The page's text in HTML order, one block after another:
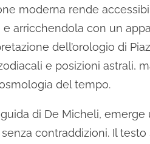
moderna rende
arricchendola con un
dell’orologio di
e posizioni astrali,
del tempo.
di De Micheli, emerge
contraddizioni. Il